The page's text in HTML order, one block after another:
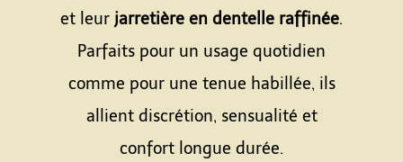
et leur jarretière en dentelle raffinée.
Parfaits pour un usage quotidien
comme pour une tenue habillée, ils
allient discrétion, sensualité et
confort longue durée.